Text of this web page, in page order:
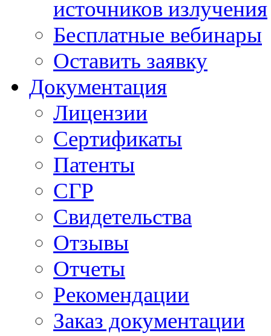
источников излучения
Бесплатные вебинары
Оставить заявку
Документация
Лицензии
Сертификаты
Патенты
СГР
Свидетельства
Отзывы
Отчеты
Рекомендации
Заказ документации